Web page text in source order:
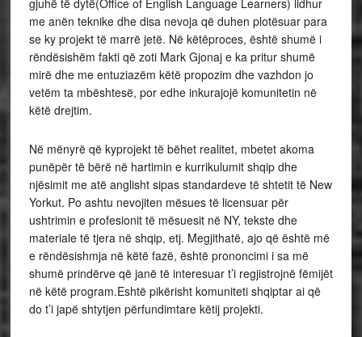
gjuhë të dytë(Office of English Language Learners) lidhur
me anën teknike dhe disa nevoja që duhen plotësuar para
se ky projekt të marrë jetë. Në këtëproces, është shumë i
rëndësishëm fakti që zoti Mark Gjonaj e ka pritur shumë
mirë dhe me entuziazëm këtë propozim dhe vazhdon jo
vetëm ta mbështesë, por edhe inkurajojë komunitetin në
këtë drejtim.
Në mënyrë që kyprojekt të bëhet realitet, mbetet akoma
punëpër të bërë në hartimin e kurrikulumit shqip dhe
njësimit me atë anglisht sipas standardeve të shtetit të New
Yorkut. Po ashtu nevojiten mësues të licensuar për
ushtrimin e profesionit të mësuesit në NY, tekste dhe
materiale të tjera në shqip, etj. Megjithatë, ajo që është më
e rëndësishmja në këtë fazë, është prononcimi i sa më
shumë prindërve që janë të interesuar t’i regjistrojnë fëmijët
në këtë program.Eshtë pikërisht komuniteti shqiptar ai që
do t’i japë shtytjen përfundimtare këtij projekti.